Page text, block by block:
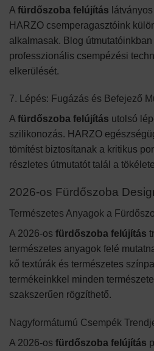
A fürdőszoba felújítás
HARZO csemperagasztóink
alkalmasak. Blog
professzionális csempézési
elkerülését.
7. Lépés: Fugázás és Befejező
A fürdőszoba felújítás utolsó
szilikonozás. HARZO
tömítést biztosítanak a kritikus
részletes útmutatót talál a
2026-os Fürdőszoba
Természetes Anyagok a
A 2026-os fürdőszoba felújítás
természetes anyagok felé
kő textúrák és természetes
termékeinkkel minden
szakszerűen rögzíthető.
Nagyformátumú Csempék
A 2026-os fürdőszoba felújítás